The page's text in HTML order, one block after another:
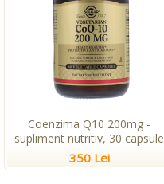
Coenzima Q10 200mg -
supliment nutritiv, 30 capsule
350 Lei